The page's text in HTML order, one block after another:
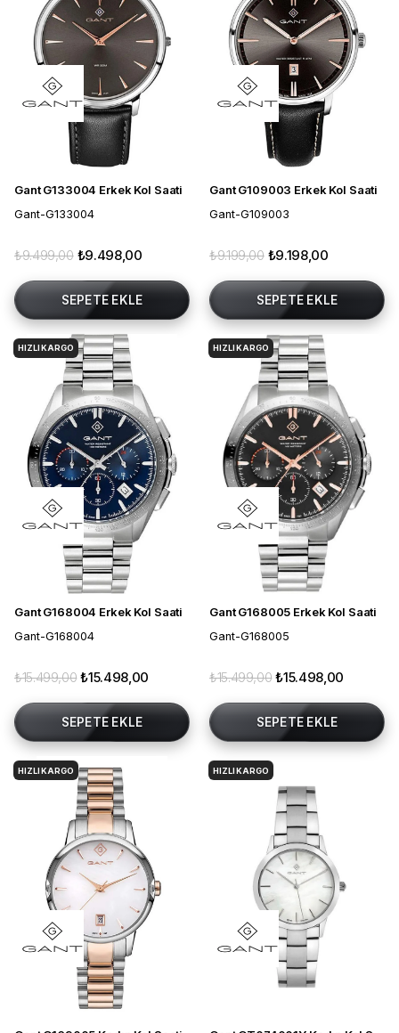
Gant G133004 Erkek Kol Saati
Gant-G133004
₺9.498,00
₺9.499,00
SEPETE EKLE
Gant G109003 Erkek Kol Saati
Gant-G109003
₺9.198,00
₺9.199,00
SEPETE EKLE
Gant G168004 Erkek Kol Saati
Gant-G168004
₺15.498,00
₺15.499,00
SEPETE EKLE
HIZLI KARGO
Gant G168005 Erkek Kol Saati
Gant-G168005
₺15.498,00
₺15.499,00
SEPETE EKLE
HIZLI KARGO
HIZLI KARGO HIZLI KARGO